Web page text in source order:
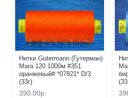
Нитки Gutermann (Гутерман)
Mara 120 1000м #351
оранжевый# *07821* D/3
(33г)
390.00р.